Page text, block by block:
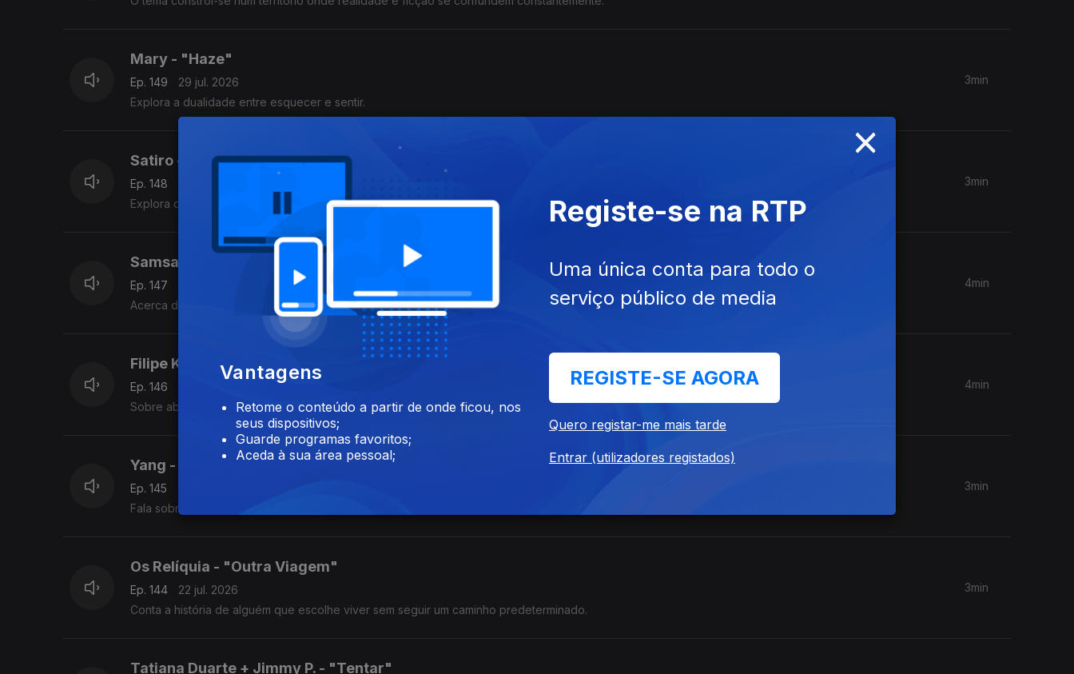
Mary - "Haze"
Ep. 149
29 jul. 2026
Explora a dualidade entre esquecer e sentir.
3min
Satiro - "Bisou"
Ep. 148
Explora o momento em que se escolhe a paz interior em detrimento do caos emocional.
3min
Samsacion - "Morrer de Amores"
Ep. 147
Acerca de um amor proibido capaz de lhe custar a própria vida.
4min
Filipe Karlsson + Mike El Nite - "Segura Firme"
Ep. 146
Sobre abrandar, aliviar a pressão e aceitar o seu próprio ritmo.
4min
Yang - "Fé"
Ep. 145
Fala sobre resiliência, gratidão e confiança.
3min
Os Relíquia - "Outra Viagem"
Ep. 144
22 jul. 2026
Conta a história de alguém que escolhe viver sem seguir um caminho predeterminado.
3min
Tatiana Duarte + Jimmy P. - "Tentar"
×
Vantagens
Retome o conteúdo a partir de onde ficou, nos
seus dispositivos;
Guarde programas favoritos;
Aceda à sua área pessoal;
Registe-se na RTP
Uma única conta para todo o
serviço público de media
REGISTE-SE AGORA
Quero registar-me mais tarde
Entrar (utilizadores registados)